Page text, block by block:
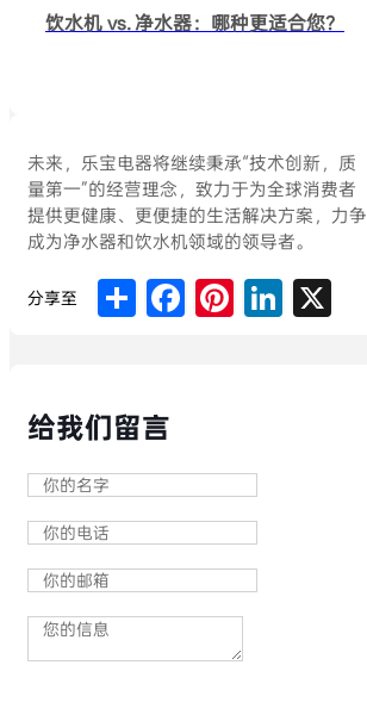
饮水机 vs. 净水器：哪种更适合您？
未来，乐宝电器将继续秉承“技术创新，质
量第一”的经营理念，致力于为全球消费者
提供更健康、更便捷的生活解决方案，力争
成为净水器和饮水机领域的领导者。
分享至 Share FacebookPinterestLinkedIn
给我们留言